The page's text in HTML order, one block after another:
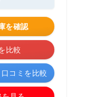
を確認
比較
コミを比較